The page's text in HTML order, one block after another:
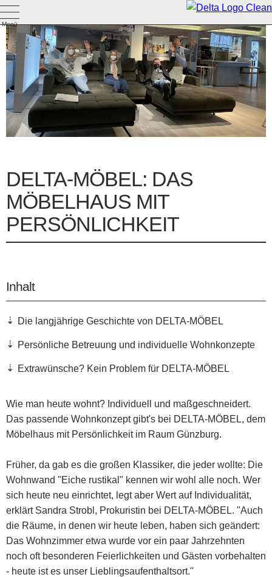
Menü
DELTA-MÖBEL: DAS
MÖBELHAUS MIT
PERSÖNLICHKEIT
Inhalt
Die langjährige Geschichte von DELTA-MÖBEL
Persönliche Betreuung und individuelle Wohnkonzepte
Extrawünsche? Kein Problem für DELTA-MÖBEL
Wie man heute wohnt? Individuell und maßgeschneidert.
Das passende Wohnkonzept gibt's bei DELTA-MÖBEL, dem
Möbelhaus mit Persönlichkeit im Raum Günzburg.
Früher, da gab es die großen Klassiker, die jeder wollte: Die
Wohnwand "Eiche rustikal" kennen wir wohl alle noch. Wer
sich heute neu einrichtet, legt aber Wert auf Individualität,
erklärt Sandra Strobl, Prokuristin bei DELTA-MÖBEL. "Auch
die Räume, in denen wir heute leben, haben sich geändert:
Das Wohnzimmer etwa wurde vor ein paar Jahrzehnten
noch oft besonderen Feierlichkeiten und Gästen vorbehalten
- heute ist es unser Lieblingsaufenthaltsort."